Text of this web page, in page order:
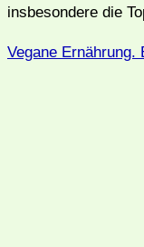
insbesondere die
Vegane